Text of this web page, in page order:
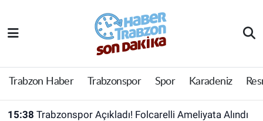
Trabzon Haber Trabzonspor Spor Karadeniz
15:38 Trabzonspor Açıkladı! Folcarelli Ameliyata Alındı
Trabzon Haber
Trabzonspor
Trabzon Nöbetçi Eczaneler
Trabzon Hava Durumu